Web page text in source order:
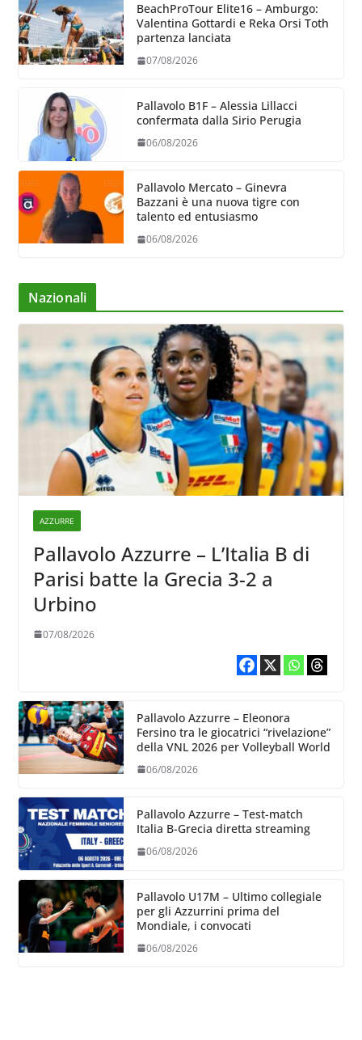
BeachProTour Elite16 – Amburgo:
Valentina Gottardi e Reka Orsi Toth
partenza lanciata
07/08/2026
Pallavolo B1F – Alessia Lillacci
confermata dalla Sirio Perugia
06/08/2026
Pallavolo Mercato – Ginevra
Bazzani è una nuova tigre con
talento ed entusiasmo
06/08/2026
Nazionali
AZZURRE
Pallavolo Azzurre – L’Italia B di
Parisi batte la Grecia 3-2 a
Urbino
07/08/2026
Pallavolo Azzurre – Eleonora
Fersino tra le giocatrici “rivelazione”
della VNL 2026 per Volleyball World
06/08/2026
Pallavolo Azzurre – Test-match
Italia B-Grecia diretta streaming
06/08/2026
Pallavolo U17M – Ultimo collegiale
per gli Azzurrini prima del
Mondiale, i convocati
06/08/2026